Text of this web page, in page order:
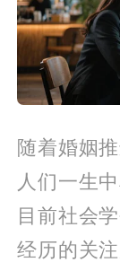
随着婚姻
人们一生
目前社会
经历的关